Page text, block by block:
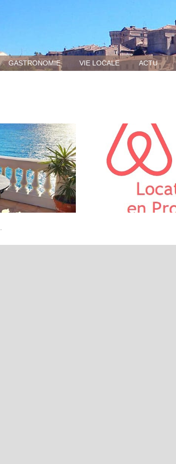
GASTRONOMIE VIE LOCALE ACTU